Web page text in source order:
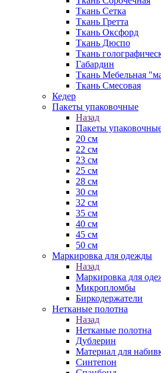
Ткань Сетка
Ткань Гретта
Ткань Оксфорд
Ткань Дюспо
Ткань
Габардин
Ткань Мебельная
Ткань Смесовая
Кедер
Пакеты упаковочные
Назад
Пакеты
20 см
22 см
23 см
25 см
28 см
30 см
32 см
35 см
40 см
45 см
50 см
Маркировка для одежды
Назад
Маркировка для
Микропломбы
Биркодержатели
Нетканые полотна
Назад
Нетканые полотна
Дублерин
Материал для
Синтепон